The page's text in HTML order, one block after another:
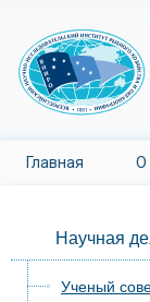
Главная О
Научная
Ученый